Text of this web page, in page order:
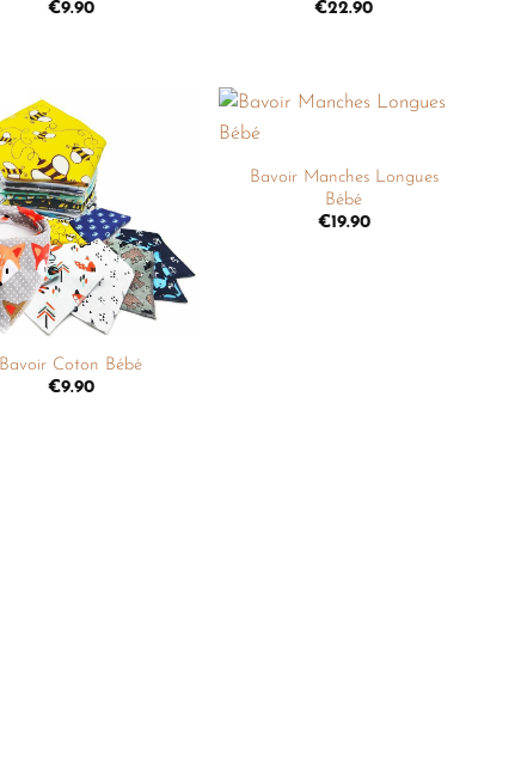
€9.90
€22.90
Bavoir Coton Bébé
€9.90
à la
+
Bavoir Manches Longues
Bébé
€19.90